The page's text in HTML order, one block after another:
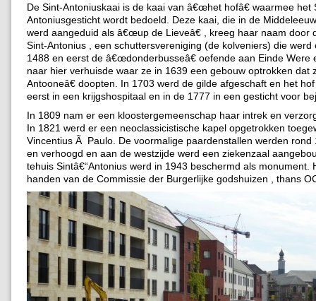
De Sint-Antoniuskaai is de kaai van â€œhet hofâ€ waarmee het
Antoniusgesticht wordt bedoeld. Deze kaai, die in de
werd aangeduid als â€œup de Lieveâ€ , kreeg haar naam door
Sint-Antonius , een schuttersvereniging (de kolveniers) die werd
1488 en eerst de â€œdonderbusseâ€ oefende aan Einde Were
naar hier verhuisde waar ze in 1639 een gebouw optrokken dat
Antooneâ€ doopten. In 1703 werd de gilde afgeschaft en het
eerst in een krijgshospitaal en in de 1777 in een gesticht voor
In 1809 nam er een kloostergemeenschap haar intrek en
In 1821 werd er een neoclassicistische kapel opgetrokken
Vincentius Ã Paulo. De voormalige paardenstallen werden rond
en verhoogd en aan de westzijde werd een ziekenzaal
tehuis Sintâ€“Antonius werd in 1943 beschermd als monument.
handen van de Commissie der Burgerlijke godshuizen , thans